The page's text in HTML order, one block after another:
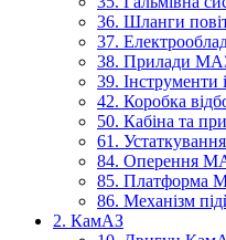
36. Шланги
37.
38. Прилади
39.
42. Коробка
50. Кабіна та
61.
84. Оперення
85. Платформа
86. Механізм
2. КамАЗ